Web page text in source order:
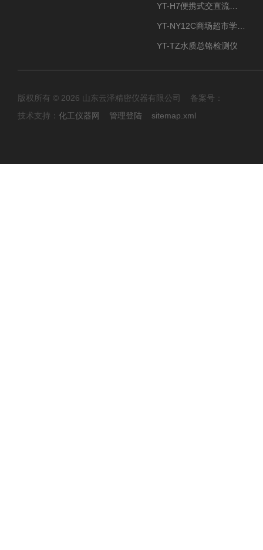
YT-TZ水质总铬检测仪
版权所有 © 2026 山东云泽精密仪器有限公司 备案号：
技术支持： 化工仪器网 管理登陆 sitemap.xml